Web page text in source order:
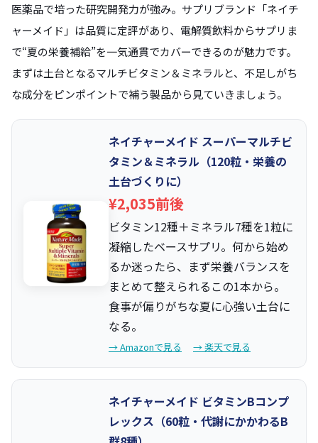
医薬品で培った研究開発力が強み。サプリブランド「ネイチ
ャーメイド」は品質に定評があり、電解質飲料からサプリま
で“夏の栄養補給”を一気通貫でカバーできるのが魅力です。
まずは土台となるマルチビタミン＆ミネラルと、不足しがち
な成分をピンポイントで補う製品から見ていきましょう。
ネイチャーメイド スーパーマルチビ
タミン＆ミネラル（120粒・栄養の
土台づくりに）
¥2,035前後
ビタミン12種＋ミネラル7種を1粒に
凝縮したベースサプリ。何から始め
るか迷ったら、まず栄養バランスを
まとめて整えられるこの1本から。
食事が偏りがちな夏に心強い土台に
なる。
→ Amazonで見る → 楽天で見る
ネイチャーメイド ビタミンBコンプ
レックス（60粒・代謝にかかわるB